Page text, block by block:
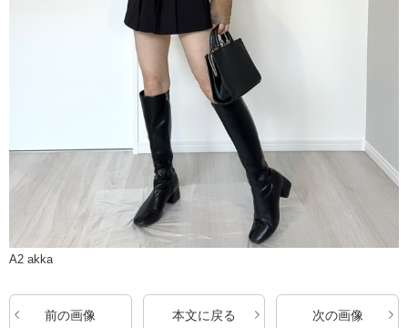
A2 akka
前の画像 本文に戻る 次の画像